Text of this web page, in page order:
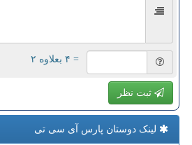
= ۴ بعلاوه ۲
ثبت نظر
لینک دوستان پارس آی سی تی